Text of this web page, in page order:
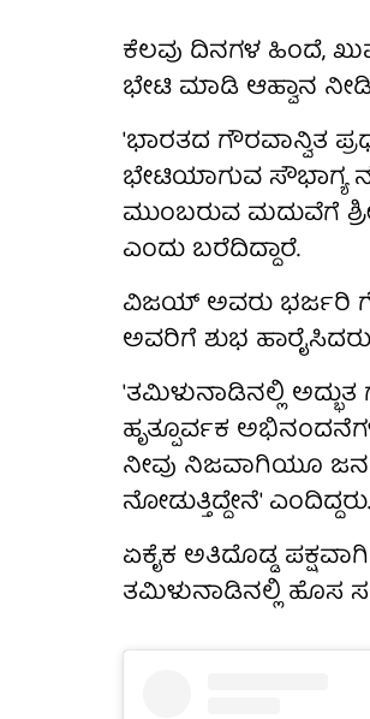
ಕೆಲವು ದಿನಗಳ ಹಿಂದೆ,
ಭೇಟಿ ಮಾಡಿ ಆಹ್ವಾನ
'ಭಾರತದ ಗೌರವಾನ್ವಿತ
ಭೇಟಿಯಾಗುವ ಸೌಭಾಗ್ಯ
ಮುಂಬರುವ ಮದುವೆಗೆ
ಎಂದು ಬರೆದಿದ್ದಾರೆ.
ವಿಜಯ್ ಅವರು ಭರ್ಜರಿ
ಅವರಿಗೆ ಶುಭ
'ತಮಿಳುನಾಡಿನಲ್ಲಿ
ಹೃತ್ಪೂರ್ವಕ
ನೀವು ನಿಜವಾಗಿಯೂ ಜನ
ನೋಡುತ್ತಿದ್ದೇನೆ' ಎಂದಿದ್ದರು.
ಏಕೈಕ ಅತಿದೊಡ್ಡ
ತಮಿಳುನಾಡಿನಲ್ಲಿ ಹೊಸ